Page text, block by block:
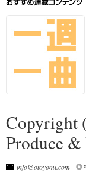
Copyright
Produce &
info@otoyomi.com